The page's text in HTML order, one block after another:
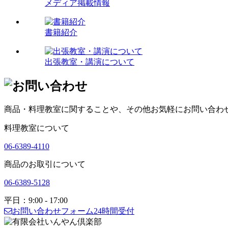
メディア掲載情報
書籍紹介
出張教室・講演について
商品・料理教室に関することや、その他お気軽にお問い合わ
料理教室について
06-6389-4110
商品のお取引について
06-6389-5128
平日：9:00 - 17:00
お問い合わせフォーム24時間受付